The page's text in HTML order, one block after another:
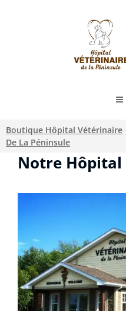
Boutique Hôpital Vétérinaire
De La Péninsule
Notre Hôpital